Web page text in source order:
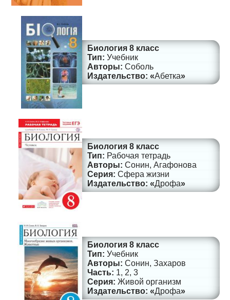
Биология 8 класс
Учебник
Соболь
Абетка
Биология 8 класс
Рабочая тетрадь
Сонин, Агафонова
Сфера жизни
Дрофа
Биология 8 класс
Учебник
Сонин, Захаров
1, 2, 3
Живой организм
Дрофа